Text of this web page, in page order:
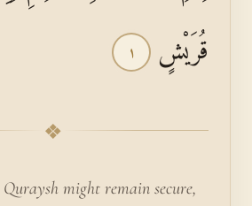
قُرَيْشٍ ١
❖
might remain secure,